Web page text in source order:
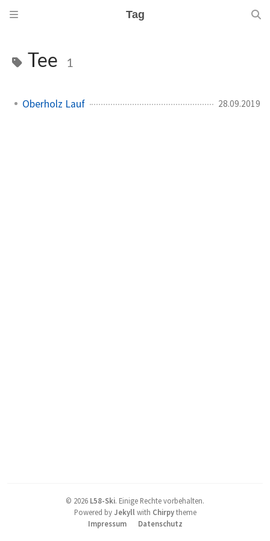
Tag
Tee 1
Oberholz Lauf 28.09.2019
© 2026 L58-Ski. Einige Rechte vorbehalten.
Powered byJekyll with Chirpytheme
Impressum
Datenschutz